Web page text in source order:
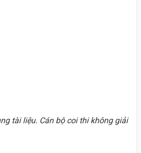
tài liệu. Cán bộ coi thi không giải